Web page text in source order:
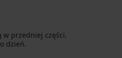
w przedniej części.
dzień.